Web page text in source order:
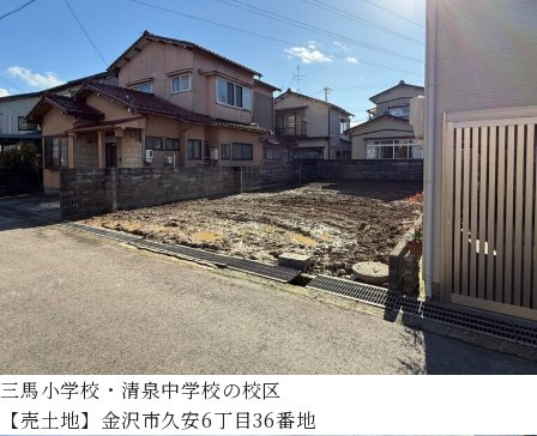
三馬小学校・清泉中学校の校区
【売土地】金沢市久安6丁目36番地